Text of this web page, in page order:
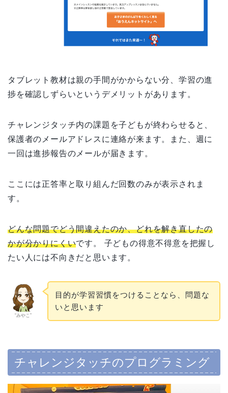
タブレット教材は親の手間がかからない分、学習の進
捗を確認しずらいというデメリットがあります。
チャレンジタッチ内の課題を子どもが終わらせると、
保護者のメールアドレスに連絡が来ます。また、週に
一回は進捗報告のメールが届きます。
ここには正答率と取り組んだ回数のみが表示されま
す。
どんな問題でどう間違えたのか、どれを解き直したの
かが分かりにくいです。 子どもの得意不得意を把握し
たい人には不向きだと思います。
“みやこ”
目的が学習習慣をつけることなら、問題な
いと思います
チャレンジタッチのプログラミング